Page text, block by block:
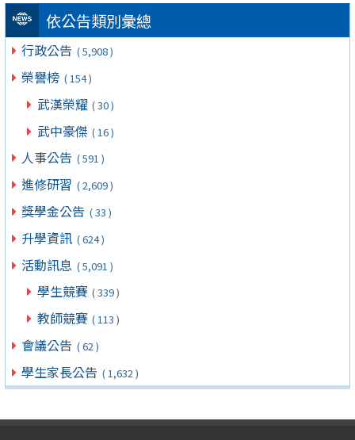
依公告類別彙總
行政公告 ( 5,908 )
榮譽榜 ( 154 )
武漢榮耀 ( 30 )
武中豪傑 ( 16 )
人事公告 ( 591 )
進修研習 ( 2,609 )
獎學金公告 ( 33 )
升學資訊 ( 624 )
活動訊息 ( 5,091 )
學生競賽 ( 339 )
教師競賽 ( 113 )
會議公告 ( 62 )
學生家長公告 ( 1,632 )